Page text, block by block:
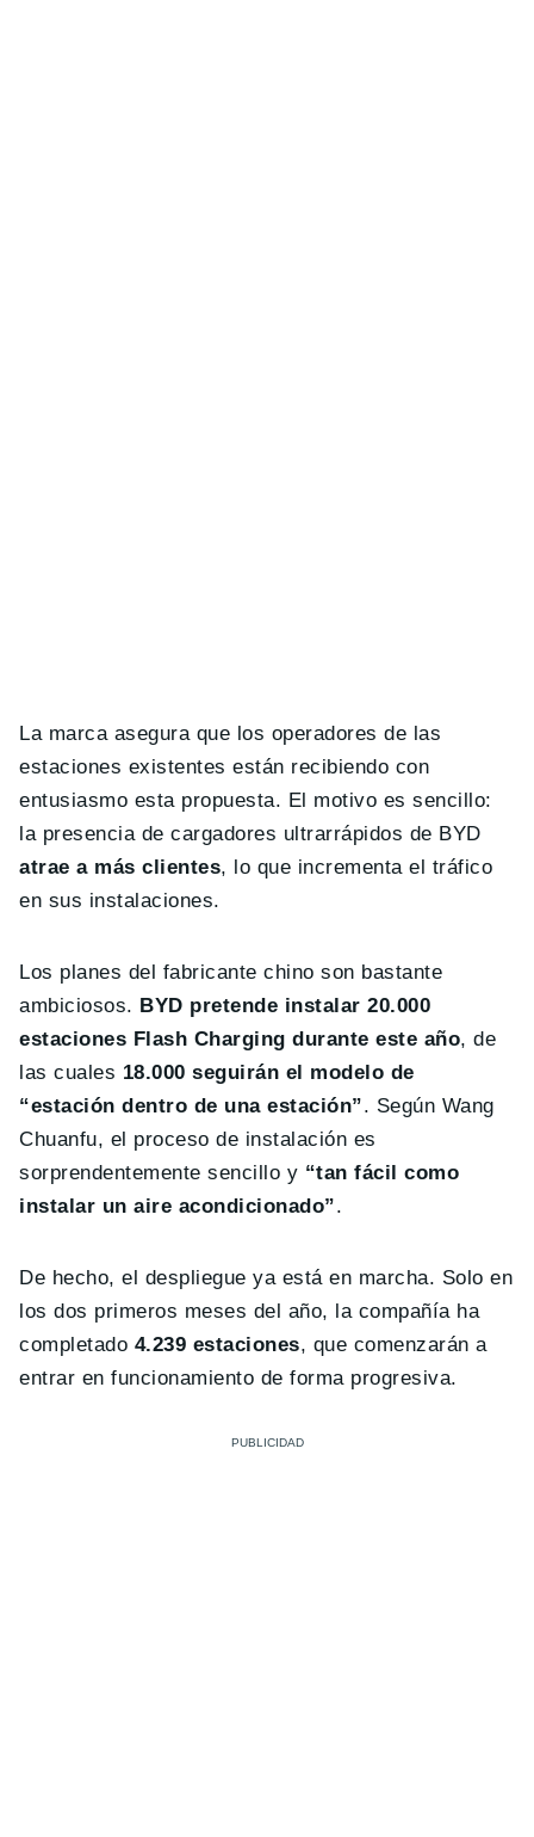
La marca asegura que los operadores de las
estaciones existentes están recibiendo con
entusiasmo esta propuesta. El motivo es sencillo:
la presencia de cargadores ultrarrápidos de BYD
atrae a más clientes, lo que incrementa el tráfico
en sus instalaciones.
Los planes del fabricante chino son bastante
ambiciosos. BYD pretende instalar 20.000
estaciones Flash Charging durante este año, de
las cuales 18.000 seguirán el modelo de
“estación dentro de una estación”. Según Wang
Chuanfu, el proceso de instalación es
sorprendentemente sencillo y “tan fácil como
instalar un aire acondicionado”.
De hecho, el despliegue ya está en marcha. Solo en
los dos primeros meses del año, la compañía ha
completado 4.239 estaciones, que comenzarán a
entrar en funcionamiento de forma progresiva.